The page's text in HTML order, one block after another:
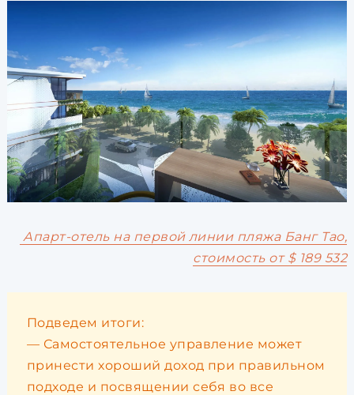
Апарт-отель на первой линии пляжа Банг Тао,
стоимость от $ 189 532
Подведем итоги:
— Самостоятельное управление может
принести хороший доход при правильном
подходе и посвящении себя во все